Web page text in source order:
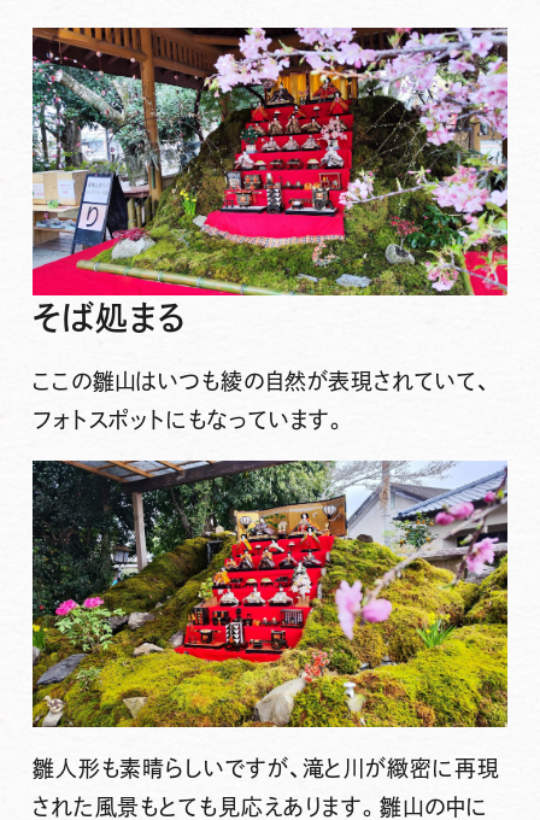
そば処まる
ここの雛山はいつも綾の自然が表現されていて、
フォトスポットにもなっています。
雛人形も素晴らしいですが、滝と川が緻密に再現
された風景もとても見応えあります。雛山の中に